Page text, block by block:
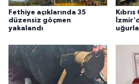
Fethiye açıklarında 35
düzensiz göçmen
yakalandı